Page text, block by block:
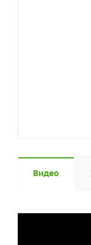
Видео